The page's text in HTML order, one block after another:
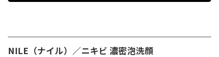
NILE（ナイル）／ニキビ 濃密泡洗顔